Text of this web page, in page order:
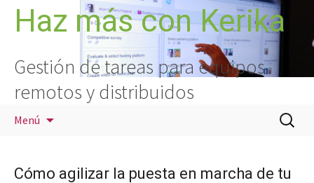
SaltarHaz más con Kerika
Gestión de tareas para equipos
remotos y distribuidos
Menú
Buscar:
Cómo agilizar la puesta en marcha de tu